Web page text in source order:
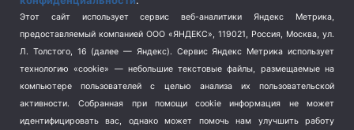
Спорт (740)
Терроризм (1)
Транспорт (262)
Туризм (178)
Флот (76)
Этот сайт использует сервис веб-аналитики Яндекс Метрика,
предоставляемый компанией ООО «ЯНДЕКС», 119021, Россия, Москва, ул.
Л. Толстого, 16 (далее — Яндекс). Сервис Яндекс Метрика использует
технологию «cookie» — небольшие текстовые файлы, размещаемые на
компьютере пользователей с целью анализа их пользовательской
активности.
Собранная при помощи cookie информация не может
идентифицировать вас, однако может помочь нам улучшить работу